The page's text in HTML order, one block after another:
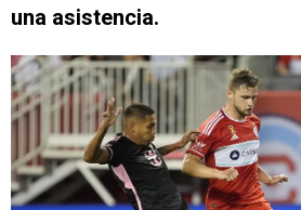
una asistencia.